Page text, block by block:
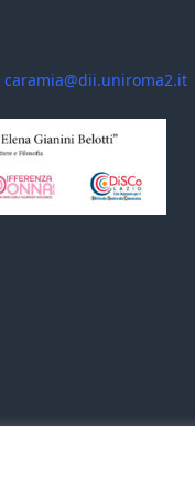
caramia@dii.uniroma2.it